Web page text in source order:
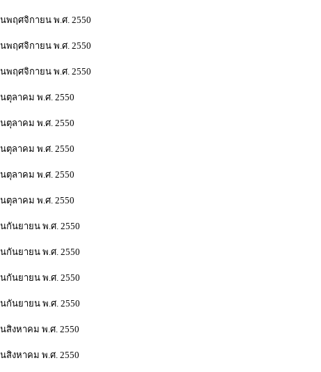
นพฤศจิกายน พ.ศ. 2550
พฤศจิกายน พ.ศ. 2550
พฤศจิกายน พ.ศ. 2550
นตุลาคม พ.ศ. 2550
ตุลาคม พ.ศ. 2550
นตุลาคม พ.ศ. 2550
นตุลาคม พ.ศ. 2550
นตุลาคม พ.ศ. 2550
กันยายน พ.ศ. 2550
นกันยายน พ.ศ. 2550
นกันยายน พ.ศ. 2550
นกันยายน พ.ศ. 2550
สิงหาคม พ.ศ. 2550
นสิงหาคม พ.ศ. 2550